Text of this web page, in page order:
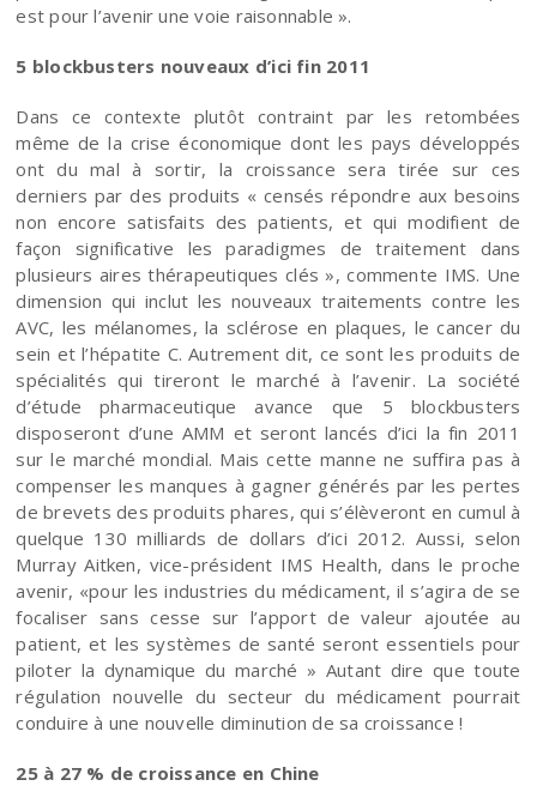
est pour l’avenir une voie raisonnable ».
5 blockbusters nouveaux d’ici fin 2011
Dans ce contexte plutôt contraint par les retombées
même de la crise économique dont les pays développés
ont du mal à sortir, la croissance sera tirée sur ces
derniers par des produits « censés répondre aux besoins
non encore satisfaits des patients, et qui modifient de
façon significative les paradigmes de traitement dans
plusieurs aires thérapeutiques clés », commente IMS. Une
dimension qui inclut les nouveaux traitements contre les
AVC, les mélanomes, la sclérose en plaques, le cancer du
sein et l’hépatite C. Autrement dit, ce sont les produits de
spécialités qui tireront le marché à l’avenir. La société
d’étude pharmaceutique avance que 5 blockbusters
disposeront d’une AMM et seront lancés d’ici la fin 2011
sur le marché mondial. Mais cette manne ne suffira pas à
compenser les manques à gagner générés par les pertes
de brevets des produits phares, qui s’élèveront en cumul à
quelque 130 milliards de dollars d’ici 2012. Aussi, selon
Murray Aitken, vice-président IMS Health, dans le proche
avenir, «pour les industries du médicament, il s’agira de se
focaliser sans cesse sur l’apport de valeur ajoutée au
patient, et les systèmes de santé seront essentiels pour
piloter la dynamique du marché » Autant dire que toute
régulation nouvelle du secteur du médicament pourrait
conduire à une nouvelle diminution de sa croissance !
25 à 27 % de croissance en Chine